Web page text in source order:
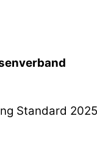
Standard